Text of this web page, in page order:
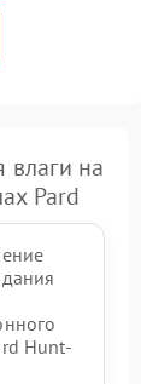
влаги на
Pard
Hunt-